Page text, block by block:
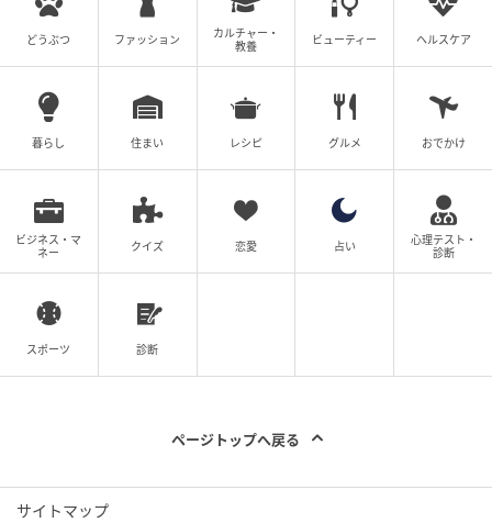
人生はさらに輝きを増していきます。個々の輝きが共
鳴し合うような関係性を築くことができれば、あなた
はどこまでも遠くへ、より軽やかな足取りで進んでい
くことができるでしょう。
※本記事の心理テストはエンターテインメントとして
提供するものであり、医学的・心理学的な診断結果を
示すものではありません。
ライター: Kazuhide.Y
公認心理師、心理学ライター。心理学を「ちょっと難
てお届けします。あなたの心が少しでも軽くなるよう
どうぶつ ファッション
カルチャー・
教養
ビューティー ヘルスケア
暮らし 住まい レシピ グルメ おでかけ
ビジネス・マ
ネー
クイズ 恋愛 占い
心理テスト・
診断
スポーツ 診断
ページトップへ戻る
サイトマップ